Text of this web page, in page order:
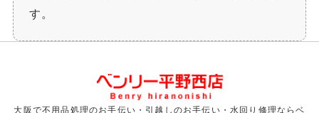
す。
大阪で不用品処理のお手伝い・引越しのお手伝い・水回り修理ならベ